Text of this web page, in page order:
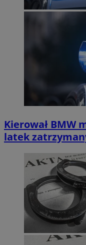
Kierował BMW
latek